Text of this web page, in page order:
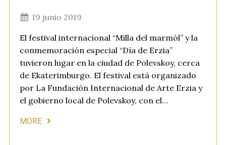
19 junio 2019
El festival internacional “Milla del marmól” y la
conmemoración especial “Día de Erzia”
tuvieron lugar en la ciudad de Polevskoy, cerca
de Ekaterimburgo. El festival está organizado
por La Fundación Internacional de Arte Erzia y
el gobierno local de Polevskoy, con el…
MORE